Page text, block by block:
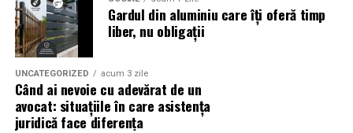
Un ulei formulat pentru utilizarea cu DPF contribuie la:
reducerea acumulării de reziduuri;
protejarea filtrului de particule;
funcționarea eficientă a sistemului antipoluare.
și oportunități pentru orice afacere.
(Advertorial)
Gardul din aluminiu care îți oferă timp
liber, nu obligații
UNCATEGORIZED acum 3 zile
Când ai nevoie cu adevărat de un
avocat: situațiile în care asistența
juridică face diferența